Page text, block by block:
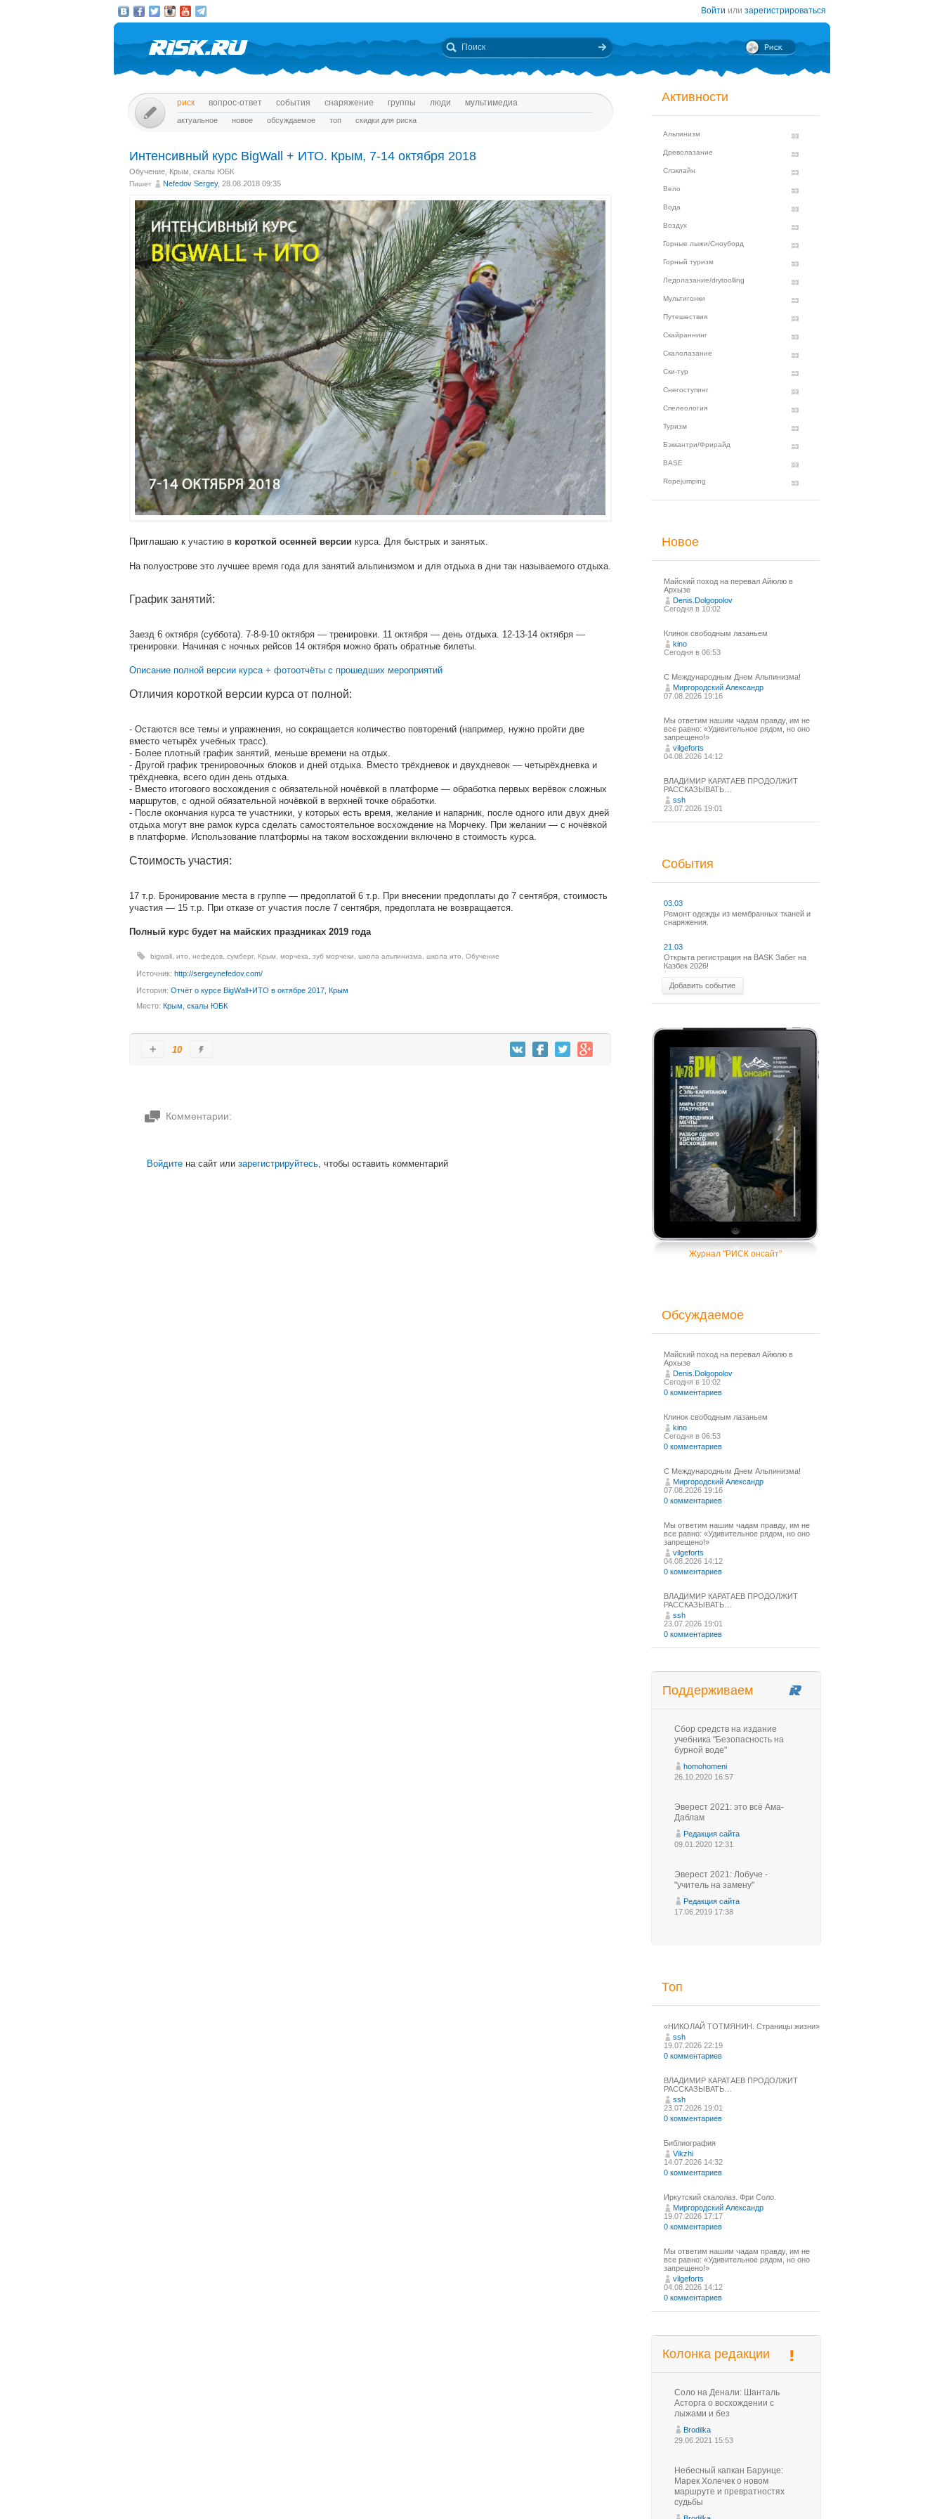
Войти или зарегистрироваться
риск вопрос-ответ события снаряжение группы люди мультимедиа
актуальное новое обсуждаемое топ скидки для риска
Интенсивный курс BigWall + ИТО. Крым, 7-14 октября 2018
Обучение Крым, скалы ЮБК
Пишет Nefedov Sergey, 28.08.2018 09:35
Приглашаю к участию в короткой осенней версии курса. Для быстрых и занятых.
На полуострове это лучшее время года для занятий альпинизмом и для отдыха в дни так называемого отдыха.
График занятий:
Заезд 6 октября (суббота). 7-8-9-10 октября — тренировки. 11 октября — день отдыха. 12-13-14 октября —
тренировки. Начиная с ночных рейсов 14 октября можно брать обратные билеты.
Описание полной версии курса + фотоотчёты с прошедших мероприятий
Отличия короткой версии курса от полной:
- Остаются все темы и упражнения, но сокращается количество повторений (например, нужно пройти две
вместо четырёх учебных трасс).
- Более плотный график занятий, меньше времени на отдых.
- Другой график тренировочных блоков и дней отдыха. Вместо трёхдневок и двухдневок — четырёхдневка и
трёхдневка, всего один день отдыха.
- Вместо итогового восхождения с обязательной ночёвкой в платформе — обработка первых верёвок сложных
маршрутов, с одной обязательной ночёвкой в верхней точке обработки.
- После окончания курса те участники, у которых есть время, желание и напарник, после одного или двух дней
отдыха могут вне рамок курса сделать самостоятельное восхождение на Морчеку. При желании — с ночёвкой
в платформе. Использование платформы на таком восхождении включено в стоимость курса.
Стоимость участия:
17 т.р. Бронирование места в группе — предоплатой 6 т.р. При внесении предоплаты до 7 сентября, стоимость
участия — 15 т.р. При отказе от участия после 7 сентября, предоплата не возвращается.
Полный курс будет на майских праздниках 2019 года
bigwall ито нефедов сумберг, Крым морчека зуб морчеки школа альпинизма школа ито Обучение
Источник: http://sergeynefedov.com/
История: Отчёт о курсе BigWall+ИТО в октябре 2017, Крым
Место: Крым, скалы ЮБК
10
Комментарии:
Войдите на сайт или зарегистрируйтесь, чтобы оставить комментарий
Активности
Альпинизм
Древолазание
Слэклайн
Вело
Вода
Воздух
Горные лыжи/Сноуборд
Горный туризм
Ледолазание/drytoolling
Мультигонки
Путешествия
Скайраннинг
Скалолазание
Ски-тур
Снегоступинг
Спелеология
Туризм
Бэккантри/Фрирайд
BASE
Ropejumping
Новое
Майский поход на перевал Айюлю в
Архызе
Denis.Dolgopolov
Сегодня в 10:02
Клинок свободным лазаньем
kino
Сегодня в 06:53
С Международным Днем Альпинизма!⁠
Миргородский Александр
07.08.2026 19:16
Мы ответим нашим чадам правду, им не
все равно: «Удивительное рядом, но оно
запрещено!»
vilgeforts
04.08.2026 14:12
ВЛАДИМИР КАРАТАЕВ ПРОДОЛЖИТ
РАССКАЗЫВАТЬ…
ssh
23.07.2026 19:01
События
03.03
Ремонт одежды из мембранных тканей и
снаряжения.
21.03
Открыта регистрация на BASK Забег на
Казбек 2026!
Добавить событие
Журнал "РИСК онсайт"
Обсуждаемое
Майский поход на перевал Айюлю в
Архызе
Denis.Dolgopolov
Сегодня в 10:02
0 комментариев
Клинок свободным лазаньем
kino
Сегодня в 06:53
0 комментариев
С Международным Днем Альпинизма!⁠
Миргородский Александр
07.08.2026 19:16
0 комментариев
Мы ответим нашим чадам правду, им не
все равно: «Удивительное рядом, но оно
запрещено!»
vilgeforts
04.08.2026 14:12
0 комментариев
ВЛАДИМИР КАРАТАЕВ ПРОДОЛЖИТ
РАССКАЗЫВАТЬ…
ssh
23.07.2026 19:01
0 комментариев
Поддерживаем
Сбор средств на издание
учебника "Безопасность на
бурной воде"
homohomeni
26.10.2020 16:57
Эверест 2021: это всё Ама-
Даблам
Редакция сайта
09.01.2020 12:31
Эверест 2021: Лобуче -
"учитель на замену"
Редакция сайта
17.06.2019 17:38
Топ
«НИКОЛАЙ ТОТМЯНИН. Страницы жизни»
ssh
19.07.2026 22:19
0 комментариев
ВЛАДИМИР КАРАТАЕВ ПРОДОЛЖИТ
РАССКАЗЫВАТЬ…
ssh
23.07.2026 19:01
0 комментариев
Библиография
Vikzhi
14.07.2026 14:32
0 комментариев
Иркутский скалолаз. Фри Соло.
Миргородский Александр
19.07.2026 17:17
0 комментариев
Мы ответим нашим чадам правду, им не
все равно: «Удивительное рядом, но оно
запрещено!»
vilgeforts
04.08.2026 14:12
0 комментариев
Колонка редакции
Соло на Денали: Шанталь
Асторга о восхождении с
лыжами и без
Brodilka
29.06.2021 15:53
Небесный капкан Барунце:
Марек Холечек о новом
маршруте и превратностях
судьбы